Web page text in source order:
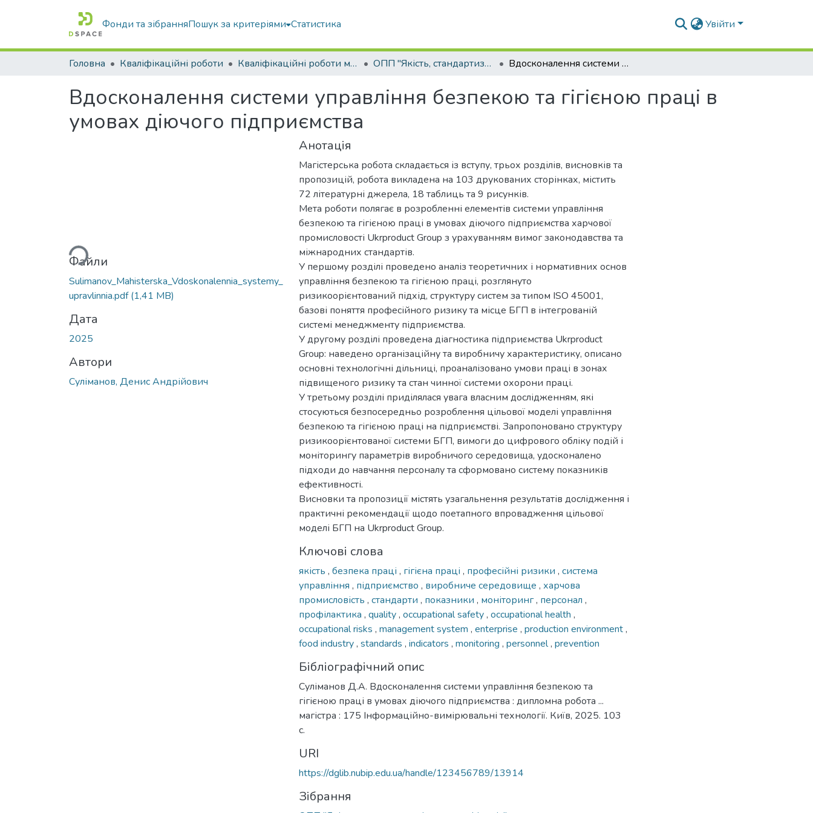
Фонди та зібранняПошук за критеріями Статистика Увійти
Головна Кваліфікаційні роботи Кваліфікаційні роботи магістрів ОПП "Якість, стандартизація та сертифікація" Вдосконалення системи управління безпекою та гігієною праці в умовах діючого підприємства
Вдосконалення системи управління безпекою та гігієною праці в
умовах діючого підприємства
Вантажиться...
Файли
Sulimanov_Mahisterska_Vdoskonalennia_systemy_
upravlinnia.pdf(1,41 MB)
Дата
2025
Автори
Суліманов, Денис Андрійович
Анотація
Магістерська робота складається із вступу, трьох розділів, висновків та
пропозицій, робота викладена на 103 друкованих сторінках, містить
72 літературні джерела, 18 таблиць та 9 рисунків.
Мета роботи полягає в розробленні елементів системи управління
безпекою та гігієною праці в умовах діючого підприємства харчової
промисловості Ukrproduct Group з урахуванням вимог законодавства та
міжнародних стандартів.
У першому розділі проведено аналіз теоретичних і нормативних основ
управління безпекою та гігієною праці, розглянуто
ризикоорієнтований підхід, структуру систем за типом ISO 45001,
базові поняття професійного ризику та місце БГП в інтегрованій
системі менеджменту підприємства.
У другому розділі проведена діагностика підприємства Ukrproduct
Group: наведено організаційну та виробничу характеристику, описано
основні технологічні дільниці, проаналізовано умови праці в зонах
підвищеного ризику та стан чинної системи охорони праці.
У третьому розділі приділялася увага власним дослідженням, які
стосуються безпосередньо розроблення цільової моделі управління
безпекою та гігієною праці на підприємстві. Запропоновано структуру
ризикоорієнтованої системи БГП, вимоги до цифрового обліку подій і
моніторингу параметрів виробничого середовища, удосконалено
підходи до навчання персоналу та сформовано систему показників
ефективності.
Висновки та пропозиції містять узагальнення результатів дослідження і
практичні рекомендації щодо поетапного впровадження цільової
моделі БГП на Ukrproduct Group.
Ключові слова
якість , безпека праці , гігієна праці , професійні ризики , система
управління , підприємство , виробниче середовище , харчова
промисловість , стандарти , показники , моніторинг, персонал ,
профілактика , quality, occupational safety, occupational health ,
occupational risks , management system , enterprise , production environment,
food industry, standards , indicators , monitoring , personnel, prevention
Бібліографічний опис
Суліманов Д.А. Вдосконалення системи управління безпекою та
гігієною праці в умовах діючого підприємства : дипломна робота ...
магістра : 175 Інформаційно-вимірювальні технології. Київ, 2025. 103
с.
URI
https://dglib.nubip.edu.ua/handle/123456789/13914
Зібрання